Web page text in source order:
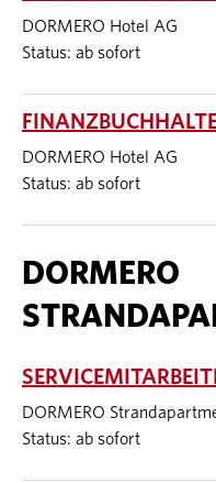
DORMERO Hotel AG
Status: ab sofort
DORMERO Hotel AG
Status: ab sofort
DORMERO
DORMERO
Status: ab sofort